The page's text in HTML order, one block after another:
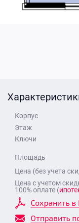
Корпус
Этаж
Ключи
Площадь
Цена (без учета
Цена с учетом
100% оплате (
Сохранить в
Отправить
Стоимость
Время для
Время для